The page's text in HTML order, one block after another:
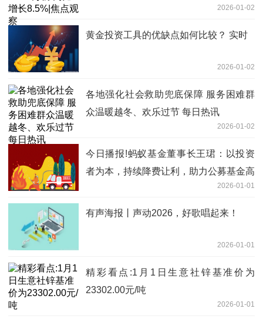
2026-01-02
黄金投资工具的优缺点如何比较？ 实时
2026-01-02
各地强化社会救助兜底保障 服务困难群
众温暖越冬、欢乐过节 每日热讯
2026-01-02
今日播报!蚂蚁基金董事长王珺：以投资
者为本，持续降费让利，助力公募基金高
2026-01-01
有声海报丨声动2026，好歌唱起来！
2026-01-01
精彩看点:1月1日生意社锌基准价为
23302.00元/吨
2026-01-01